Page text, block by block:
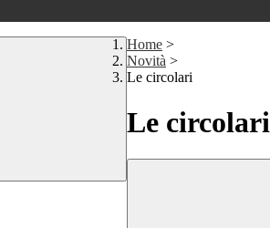
Home >
Novità >
Le circolari
Le circolari